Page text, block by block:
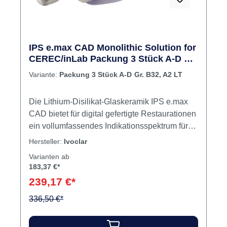
IPS e.max CAD Monolithic Solution for
CEREC/inLab Packung 3 Stück A-D Gr.
B32, A2 LT
Variante: Packung 3 Stück A-D Gr. B32, A2 LT
Die Lithium-Disilikat-Glaskeramik IPS e.max
CAD bietet für digital gefertigte Restaurationen
ein vollumfassendes Indikationsspektrum für
die Verarbeitung im CEREC/inLab-System. Im
Herstellung von dünnen Veneers, Veneers,
möglich. Ab sofort besteht für die
CEREC/inLab-Softwareversion V 4.2 auch die
dreigliedrigen Brücken. Der IPS e.max CAD
Hersteller: Ivoclar
Varianten ab
183,37 €*
239,17 €*
336,50 €*